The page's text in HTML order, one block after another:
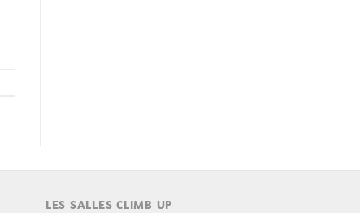
LES SALLES CLIMB UP